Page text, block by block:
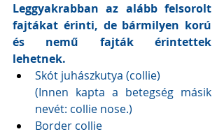
Leggyakrabban az alább felsorolt
fajtákat érinti, de bármilyen korú
és nemű fajták érintettek
lehetnek.
Skót juhászkutya (collie)
(Innen kapta a betegség másik
nevét: collie nose.)
Border collie